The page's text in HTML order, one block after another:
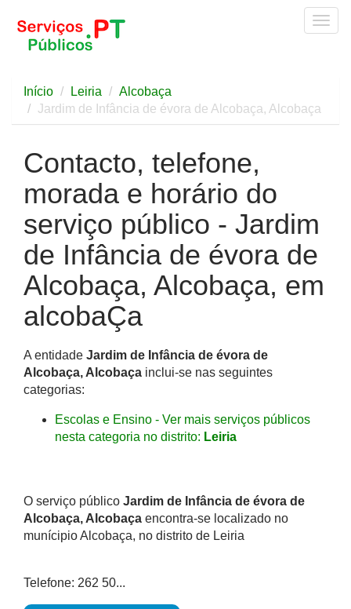
Início Leiria
Alcobaça
Jardim de Infância de évora de Alcobaça, Alcobaça
Contacto, telefone,
morada e horário do
serviço público - Jardim
de Infância de évora de
Alcobaça, Alcobaça, em
alcobaÇa
A entidade Jardim de Infância de évora de
Alcobaça, Alcobaça inclui-se nas seguintes
categorias:
Escolas e Ensino - Ver mais serviços públicos
nesta categoria no distrito: Leiria
O serviço público Jardim de Infância de évora de
Alcobaça, Alcobaça encontra-se localizado no
munícipio Alcobaça, no distrito de Leiria
Telefone: 262 50...